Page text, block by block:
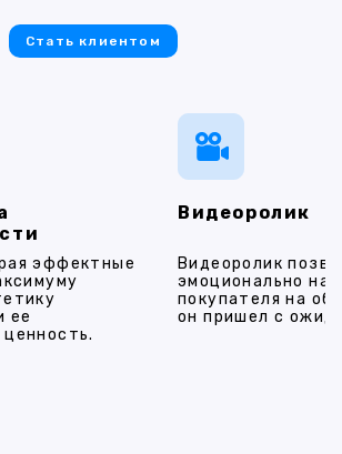
эффектные
ее
Видеоролик
Видеоролик
эмоционально
покупателя на
он пришел с
Стать клиентом